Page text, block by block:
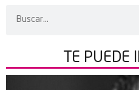
TE PUEDE